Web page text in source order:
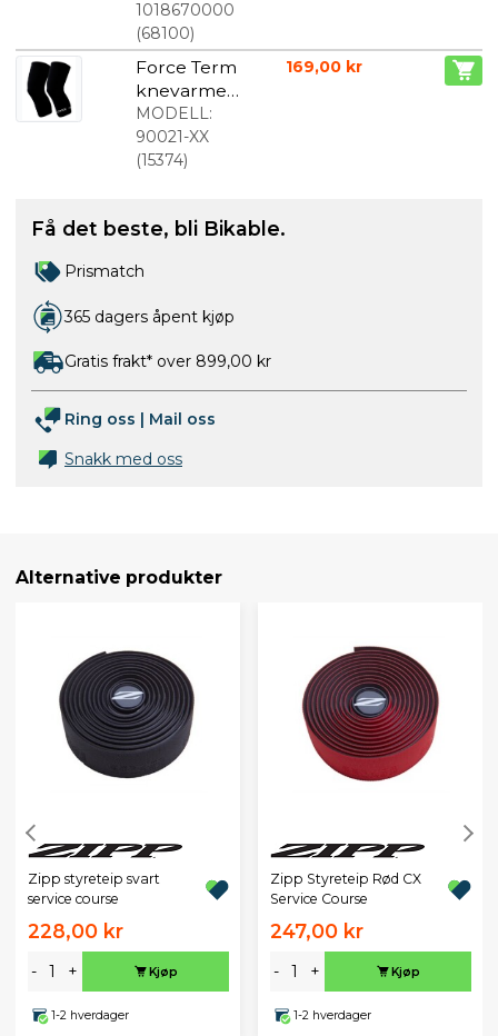
foldedekk
700 x 28C
1018670000
(68100)
Force Term
knevarmer
e Sort
MODELL:
90021-XX
(15374)
169,00 kr
Få det beste, bli Bikable.
Prismatch
365 dagers åpent kjøp
Gratis frakt* over 899,00 kr
Ring oss | Mail oss
Snakk med oss
Alternative produkter
Zipp styreteip svart
service course
228,00 kr
- + Kjøp
1-2 hverdager
Zipp Styreteip Rød CX
Service Course
247,00 kr
- + Kjøp
1-2 hverdager